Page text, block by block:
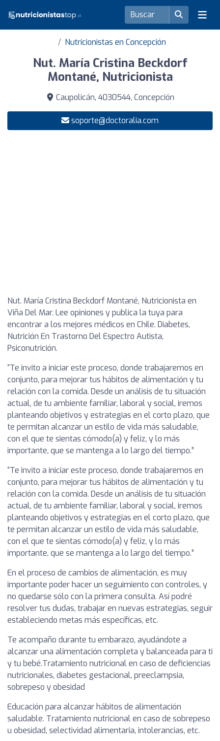
Nutricionistas en Concepción
Nut. María Cristina Beckdorf
Montané, Nutricionista
Caupolicán, 4030544, Concepción
soporte@doctoralia.com
Nut. María Cristina Beckdorf Montané, Nutricionista en
Viña Del Mar. Lee opiniones y publica la tuya para
encontrar a los mejores médicos en Chile. Diabetes,
Nutrición En Trastorno Del Espectro Autista,
Psiconutrición.
“Te invito a iniciar este proceso, donde trabajaremos en
conjunto, para mejorar tus hábitos de alimentación y tu
relación con la comida. Desde un análisis de tu situación
actual, de tu ambiente familiar, laboral y social, iremos
planteando objetivos y estrategias en el corto plazo, que
te permitan alcanzar un estilo de vida más saludable,
con el que te sientas cómodo(a) y feliz, y lo más
importante, que se mantenga a lo largo del tiempo.”
“Te invito a iniciar este proceso, donde trabajaremos en
conjunto, para mejorar tus hábitos de alimentación y tu
relación con la comida. Desde un análisis de tu situación
actual, de tu ambiente familiar, laboral y social, iremos
planteando objetivos y estrategias en el corto plazo, que
te permitan alcanzar un estilo de vida más saludable,
con el que te sientas cómodo(a) y feliz, y lo más
importante, que se mantenga a lo largo del tiempo.”
En el proceso de cambios de alimentación, es muy
importante poder hacer un seguimiento con controles, y
no quedarse sólo con la primera consulta. Así podré
resolver tus dudas, trabajar en nuevas estrategias, seguir
estableciendo metas más específicas, etc.
Te acompaño durante tu embarazo, ayudándote a
alcanzar una alimentación completa y balanceada para ti
y tu bebé.Tratamiento nutricional en caso de deficiencias
nutricionales, diabetes gestacional, preeclampsia,
sobrepeso y obesidad
Educación para alcanzar hábitos de alimentación
saludable. Tratamiento nutricional en caso de sobrepeso
u obesidad, selectividad alimentaria, intolerancias, etc.